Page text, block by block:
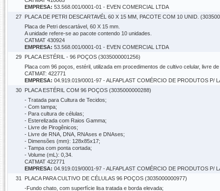
EMPRESA: 53.568.001/0001-01 - EVEN COMERCIAL LTDA
27 PLACA DE PETRI DESCARTAVÉL 60 X 15 MM, PACOTE COM 10 UNID.
Placa de Petri descartável, 60 X 15 mm.
A unidade refere-se ao pacote contendo 10 unidades.
CATMAT 430924
EMPRESA: 53.568.001/0001-01 - EVEN COMERCIAL LTDA
29 PLACA ESTÉRIL - 96 POÇOS (3035000001256)
Placa com 96 poços, estéril, utilizada em procedimentos de cultivo celular, livre
CATMAT: 422771
EMPRESA: 04.919.019/0001-97 - ALFAPLAST COMÉRCIO DE PRODUTOS P/
30 PLACA ESTÉRIL COM 96 POÇOS (3035000000288)
- Tratada para Cultura de Tecidos;
- Com tampa;
- Para cultura de células;
- Esterelizada com Raios Gamma;
- Livre de Pirogênicos;
- Livre de RNA, DNA, RNAses e DNAses;
- Dimensões (mm): 128x85x17;
- Tampa com ponta cortada;
- Volume (mL): 0,34.
CATMAT 422771
EMPRESA: 04.919.019/0001-97 - ALFAPLAST COMÉRCIO DE PRODUTOS P/
31
PLACA PARA CULTIVO DE CÉLULAS 96 POÇOS (3035000000977)
-Fundo chato, com superfície lisa tratada e borda elevada;